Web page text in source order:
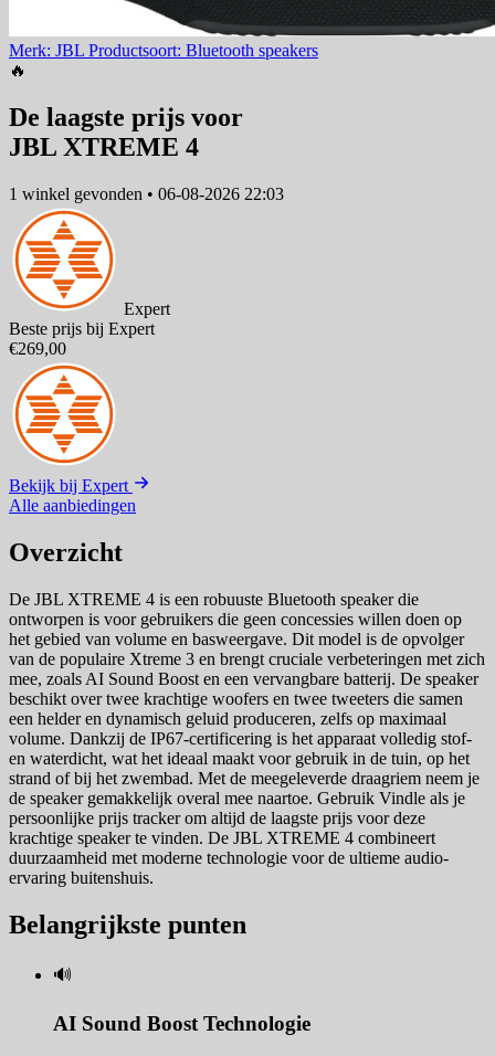
Merk: JBL Productsoort: Bluetooth speakers
🔥
De laagste prijs voor
JBL XTREME 4
1 winkel gevonden • 06-08-2026 22:03
Expert
Beste prijs bij Expert
€269,00
Bekijk bij Expert
Alle aanbiedingen
Overzicht
De JBL XTREME 4 is een robuuste Bluetooth speaker die
ontworpen is voor gebruikers die geen concessies willen doen op
het gebied van volume en basweergave. Dit model is de opvolger
van de populaire Xtreme 3 en brengt cruciale verbeteringen met zich
mee, zoals AI Sound Boost en een vervangbare batterij. De speaker
beschikt over twee krachtige woofers en twee tweeters die samen
een helder en dynamisch geluid produceren, zelfs op maximaal
volume. Dankzij de IP67-certificering is het apparaat volledig stof-
en waterdicht, wat het ideaal maakt voor gebruik in de tuin, op het
strand of bij het zwembad. Met de meegeleverde draagriem neem je
de speaker gemakkelijk overal mee naartoe. Gebruik Vindle als je
persoonlijke prijs tracker om altijd de laagste prijs voor deze
krachtige speaker te vinden. De JBL XTREME 4 combineert
duurzaamheid met moderne technologie voor de ultieme audio-
ervaring buitenshuis.
Belangrijkste punten
🔊
AI Sound Boost Technologie